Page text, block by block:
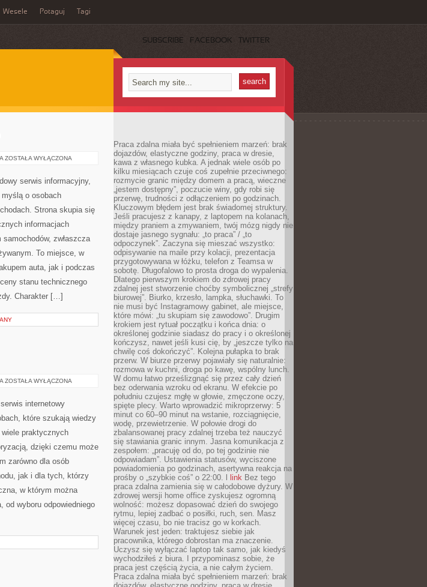
Wesele Potaguj Tagi
SUBSCRIBE FACEBOOK TWITTER
NOWOCZESNE
ZOSTAŁA WYŁĄCZONA
serwis informacyjny,
myślą o osobach
Strona skupia się
informacjach
zwłaszcza
To miejsce, w
auta, jak i podczas
stanu technicznego
Charakter […]
WYPOŻYCZALNIE
ZOSTAŁA WYŁĄCZONA
internetowy
które szukają wiedzy
praktycznych
dzięki czemu może
zarówno dla osób
jak i dla tych, którzy
w którym można
wyboru odpowiedniego
Praca zdalna miała być spełnieniem marzeń: brak
dojazdów, elastyczne godziny, praca w dresie,
kawa z własnego kubka. A jednak wiele osób po
kilku miesiącach czuje coś zupełnie przeciwnego:
rozmycie granic między domem a pracą, wieczne
„jestem dostępny”, poczucie winy, gdy robi się
przerwę, trudności z odłączeniem po godzinach.
Kluczowym błędem jest brak świadomej struktury.
Jeśli pracujesz z kanapy, z laptopem na kolanach,
między praniem a zmywaniem, twój mózg nigdy nie
dostaje jasnego sygnału: „to praca” / „to
odpoczynek”. Zaczyna się mieszać wszystko:
odpisywanie na maile przy kolacji, prezentacja
przygotowywana w łóżku, telefon z Teamsa w
sobotę. Długofalowo to prosta droga do wypalenia.
Dlatego pierwszym krokiem do zdrowej pracy
zdalnej jest stworzenie choćby symbolicznej „strefy
biurowej”. Biurko, krzesło, lampka, słuchawki. To
nie musi być Instagramowy gabinet, ale miejsce,
które mówi: „tu skupiam się zawodowo”. Drugim
krokiem jest rytuał początku i końca dnia: o
określonej godzinie siadasz do pracy i o określonej
kończysz, nawet jeśli kusi cię, by „jeszcze tylko na
chwilę coś dokończyć”. Kolejna pułapka to brak
przerw. W biurze przerwy pojawiały się naturalnie:
rozmowa w kuchni, droga po kawę, wspólny lunch.
W domu łatwo prześlizgnąć się przez cały dzień
bez oderwania wzroku od ekranu. W efekcie po
południu czujesz mgłę w głowie, zmęczone oczy,
spięte plecy. Warto wprowadzić mikroprzerwy: 5
minut co 60–90 minut na wstanie, rozciągnięcie,
wodę, przewietrzenie. W połowie drogi do
zbalansowanej pracy zdalnej trzeba też nauczyć
się stawiania granic innym. Jasna komunikacja z
zespołem: „pracuję od do, po tej godzinie nie
odpowiadam”. Ustawienia statusów, wyciszone
powiadomienia po godzinach, asertywna reakcja na
prośby o „szybkie coś” o 22:00. l
link Bez tego
praca zdalna zamienia się w całodobowe dyżury. W
zdrowej wersji home office zyskujesz ogromną
wolność: możesz dopasować dzień do swojego
rytmu, lepiej zadbać o posiłki, ruch, sen. Masz
więcej czasu, bo nie tracisz go w korkach.
Warunek jest jeden: traktujesz siebie jak
pracownika, którego dobrostan ma znaczenie.
Uczysz się wyłączać laptop tak samo, jak kiedyś
wychodziłeś z biura. I przypominasz sobie, że
praca jest częścią życia, a nie całym życiem.
Praca zdalna miała być spełnieniem marzeń: brak